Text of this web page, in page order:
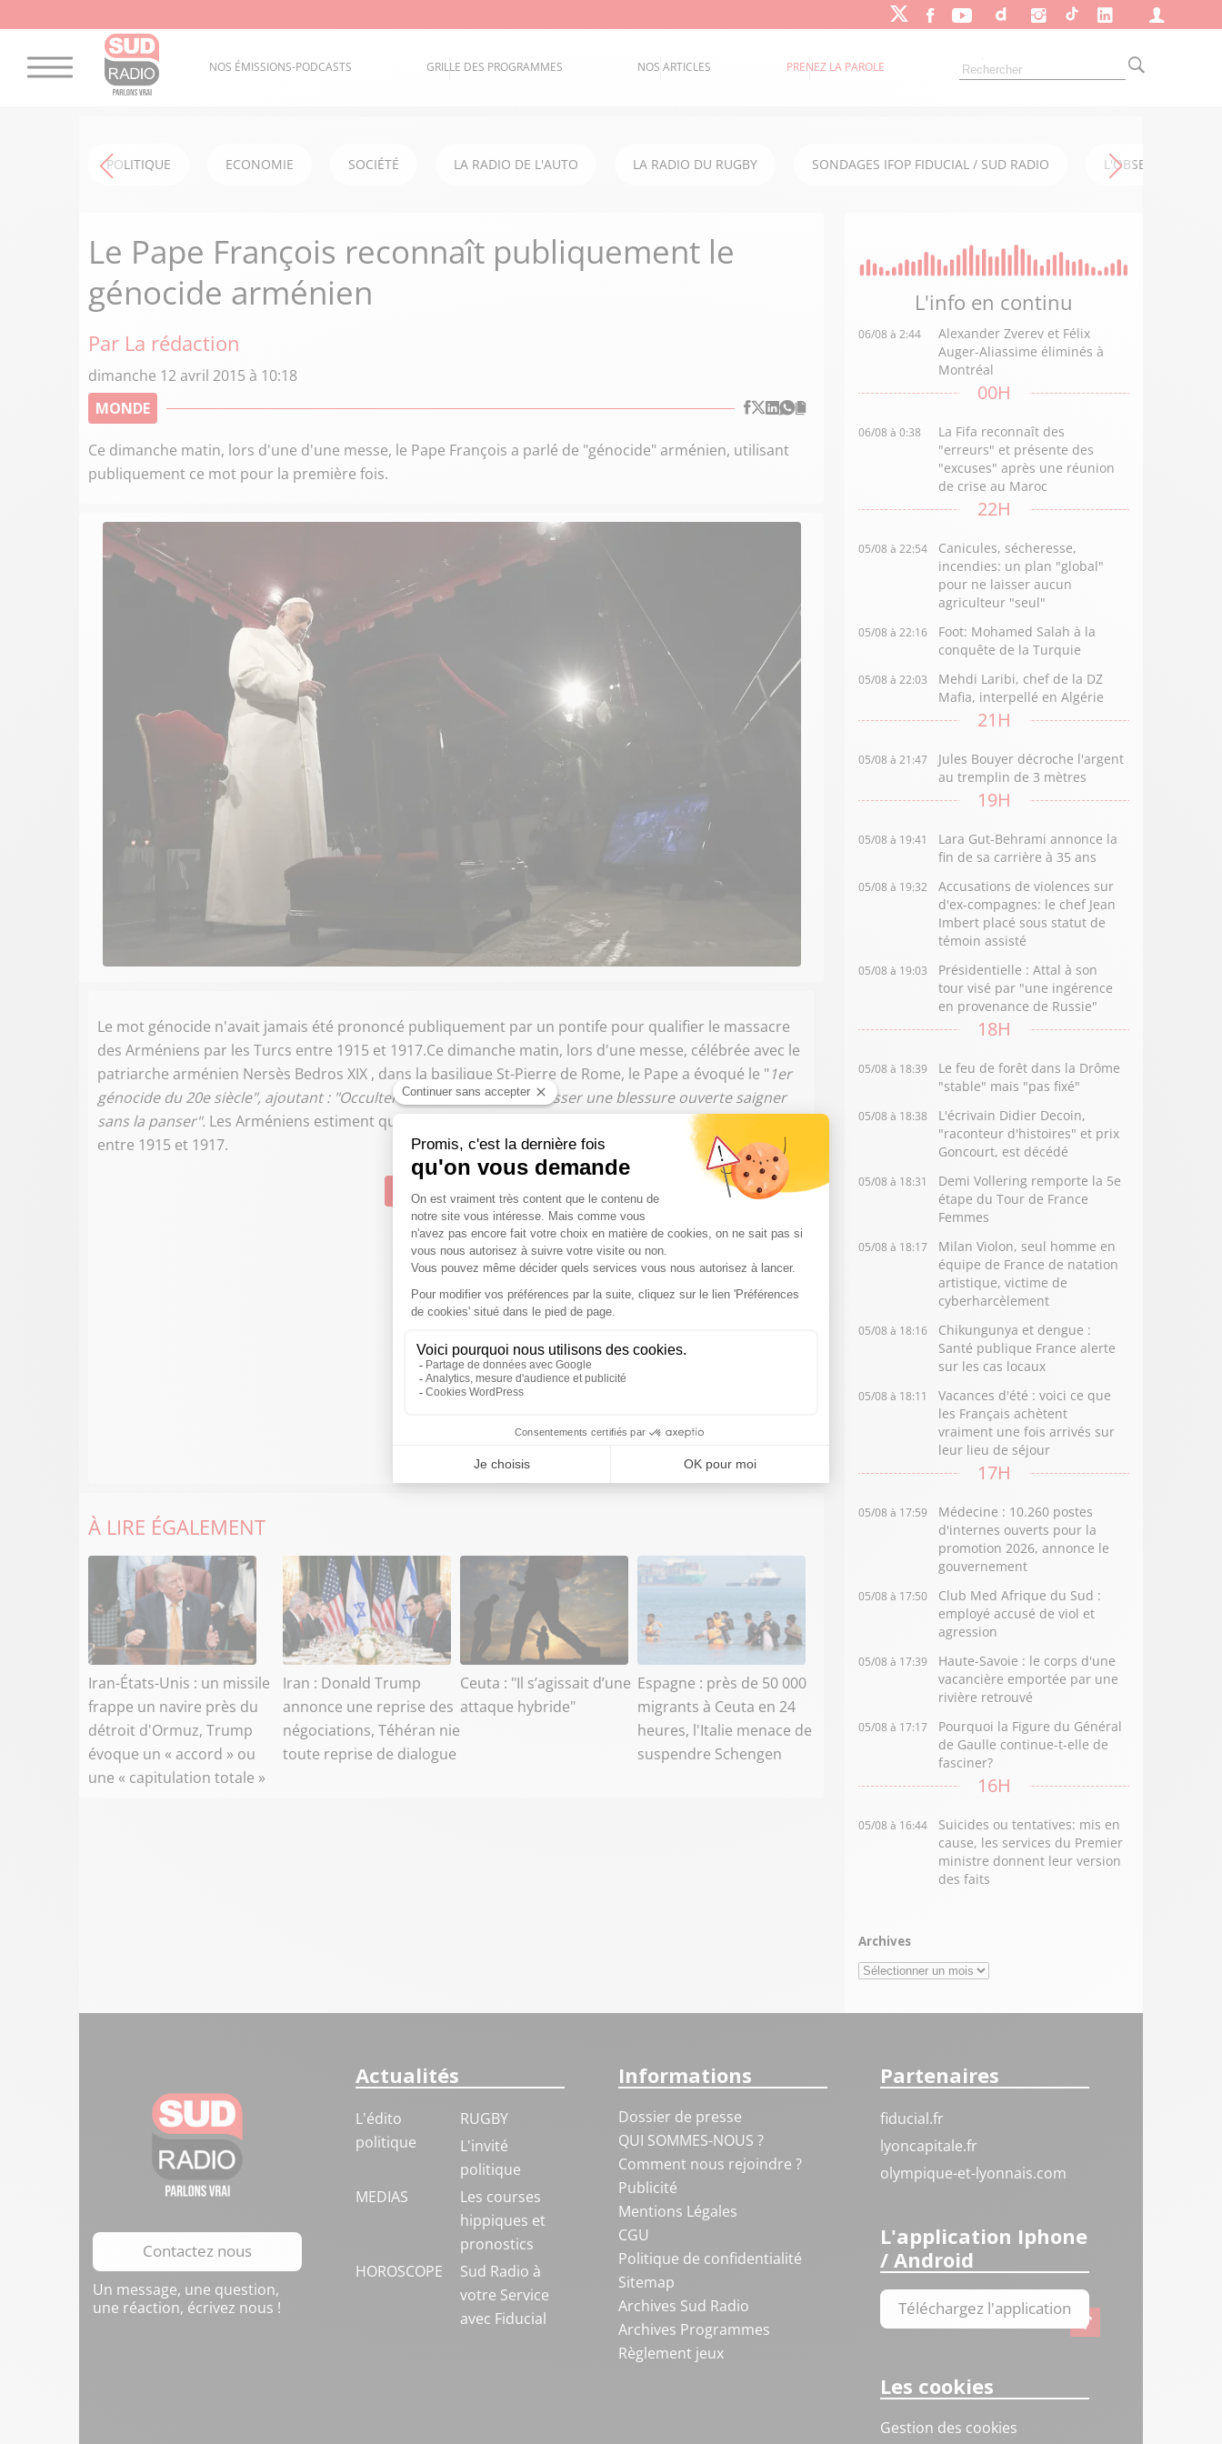
NOS ÉMISSIONS-PODCASTS GRILLE DES PROGRAMMES NOS ARTICLES PRENEZ LA PAROLE
POLITIQUE ECONOMIE SOCIÉTÉ LA RADIO DE L'AUTO LA RADIO DU RUGBY SONDAGES IFOP FIDUCIAL / SUD RADIO L'OBSERVATOIRE
Le Pape François reconnaît publiquement le
génocide arménien
Par La rédaction
dimanche 12 avril 2015 à 10:18
MONDE
Ce dimanche matin, lors d'une d'une messe, le Pape François a parlé de "génocide" arménien, utilisant
publiquement ce mot pour la première fois.
Le mot génocide n'avait jamais été prononcé publiquement par un pontife pour qualifier le massacre
des Arméniens par les Turcs entre 1915 et 1917.Ce dimanche matin, lors d'une messe, célébrée avec le
patriarche arménien Nersès Bedros XIX , dans la basilique St-Pierre de Rome, le Pape a évoqué le "1er
génocide du 20e siècle", ajoutant : "Occulter ou nier le mal, c'est laisser une blessure ouverte saigner
sans la panser". Les Arméniens estiment que 1,5 million de leurs pairs ont été massacrés par les Turcs
entre 1915 et 1917.
Suivre Sud Radio
À LIRE ÉGALEMENT
Iran-États-Unis : un missile
frappe un navire près du
détroit d'Ormuz, Trump
évoque un « accord » ou
une « capitulation totale »
Iran : Donald Trump
annonce une reprise des
négociations, Téhéran nie
toute reprise de dialogue
Ceuta : "Il s’agissait d’une
attaque hybride"
Espagne : près de 50 000
migrants à Ceuta en 24
heures, l'Italie menace de
suspendre Schengen
L'info en continu
06/08 à 2:44
Alexander Zverev et Félix
Auger-Aliassime éliminés à
Montréal
00H
06/08 à 0:38
La Fifa reconnaît des
"erreurs" et présente des
"excuses" après une réunion
de crise au Maroc
22H
05/08 à 22:54
Canicules, sécheresse,
incendies: un plan "global"
pour ne laisser aucun
agriculteur "seul"
05/08 à 22:16
Foot: Mohamed Salah à la
conquête de la Turquie
05/08 à 22:03
Mehdi Laribi, chef de la DZ
Mafia, interpellé en Algérie
21H
05/08 à 21:47
Jules Bouyer décroche l'argent
au tremplin de 3 mètres
19H
05/08 à 19:41
Lara Gut-Behrami annonce la
fin de sa carrière à 35 ans
05/08 à 19:32
Accusations de violences sur
d'ex-compagnes: le chef Jean
Imbert placé sous statut de
témoin assisté
05/08 à 19:03
Présidentielle : Attal à son
tour visé par "une ingérence
en provenance de Russie"
18H
05/08 à 18:39
Le feu de forêt dans la Drôme
"stable" mais "pas fixé"
05/08 à 18:38
L'écrivain Didier Decoin,
"raconteur d'histoires" et prix
Goncourt, est décédé
05/08 à 18:31
Demi Vollering remporte la 5e
étape du Tour de France
Femmes
05/08 à 18:17
Milan Violon, seul homme en
équipe de France de natation
artistique, victime de
cyberharcèlement
05/08 à 18:16
Chikungunya et dengue :
Santé publique France alerte
sur les cas locaux
05/08 à 18:11
Vacances d'été : voici ce que
les Français achètent
vraiment une fois arrivés sur
leur lieu de séjour
17H
05/08 à 17:59
Médecine : 10.260 postes
d'internes ouverts pour la
promotion 2026, annonce le
gouvernement
05/08 à 17:50
Club Med Afrique du Sud :
employé accusé de viol et
agression
05/08 à 17:39
Haute-Savoie : le corps d'une
vacancière emportée par une
rivière retrouvé
05/08 à 17:17
Pourquoi la Figure du Général
de Gaulle continue-t-elle de
fasciner?
16H
05/08 à 16:44
Suicides ou tentatives: mis en
cause, les services du Premier
ministre donnent leur version
des faits
Archives
Archives
Contactez nous
Un message, une question,
une réaction, écrivez nous !
Actualités
L'édito
politique
RUGBY
L'invité
politique
MEDIAS
Les courses
hippiques et
pronostics
HOROSCOPE
Sud Radio à
votre Service
avec Fiducial
Informations
Dossier de presse
QUI SOMMES-NOUS ?
Comment nous rejoindre ?
Publicité
Mentions Légales
CGU
Politique de confidentialité
Sitemap
Archives Sud Radio
Archives Programmes
Règlement jeux
Partenaires
fiducial.fr
lyoncapitale.fr
olympique-et-lyonnais.com
L'application Iphone
/ Android
Téléchargez l'application
Les cookies
Gestion des cookies